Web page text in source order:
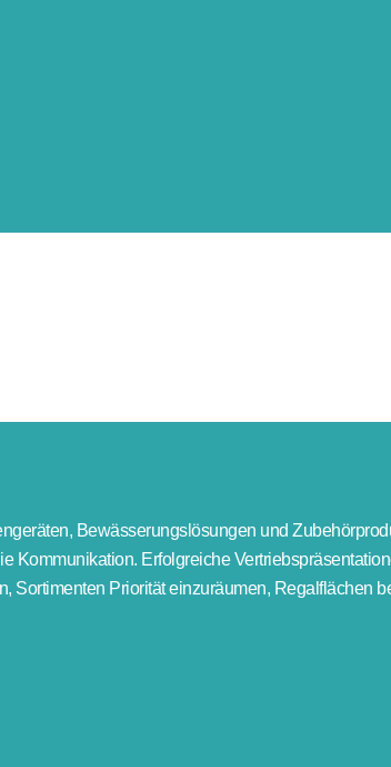
Bewässerungslösungen und
Kommunikation. Erfolgreiche
Priorität einzuräumen, Regalflächen